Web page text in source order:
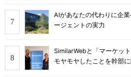
AIがあなたの代わりに企
ージェントの実力
SimilarWebと「マーケッ
モヤモヤしたことを幹部に